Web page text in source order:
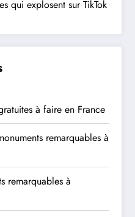
qui explosent sur TikTok
à faire en France
remarquables à
remarquables à